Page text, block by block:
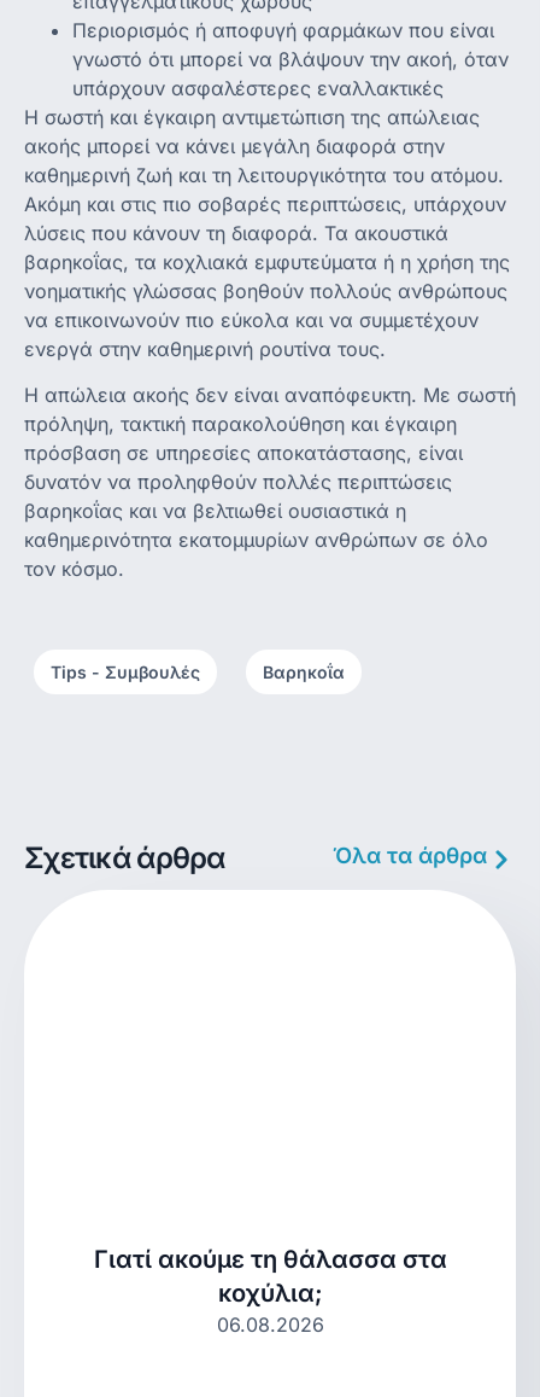
Περιορισμός ή αποφυγή φαρμάκων που είναι
γνωστό ότι μπορεί να βλάψουν την ακοή, όταν
υπάρχουν ασφαλέστερες εναλλακτικές
Η σωστή και έγκαιρη αντιμετώπιση της απώλειας
ακοής μπορεί να κάνει μεγάλη διαφορά στην
καθημερινή ζωή και τη λειτουργικότητα του ατόμου.
Ακόμη και στις πιο σοβαρές περιπτώσεις, υπάρχουν
λύσεις που κάνουν τη διαφορά. Τα ακουστικά
βαρηκοΐας, τα κοχλιακά εμφυτεύματα ή η χρήση της
νοηματικής γλώσσας βοηθούν πολλούς ανθρώπους
να επικοινωνούν πιο εύκολα και να συμμετέχουν
ενεργά στην καθημερινή ρουτίνα τους.
Η απώλεια ακοής δεν είναι αναπόφευκτη. Με σωστή
πρόληψη, τακτική παρακολούθηση και έγκαιρη
πρόσβαση σε υπηρεσίες αποκατάστασης, είναι
δυνατόν να προληφθούν πολλές περιπτώσεις
βαρηκοΐας και να βελτιωθεί ουσιαστικά η
καθημερινότητα εκατομμυρίων ανθρώπων σε όλο
τον κόσμο.
Tips - Συμβουλές Βαρηκοΐα
Σχετικά άρθρα Όλα τα άρθρα
Γιατί ακούμε τη θάλασσα στα
κοχύλια;
06.08.2026